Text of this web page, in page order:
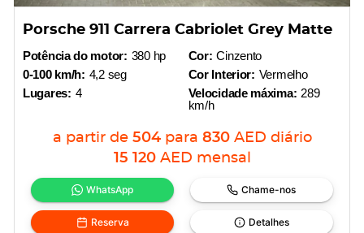
Porsche 911 Carrera Cabriolet Grey Matte
Potência do motor: 380 hp
0-100 km/h: 4,2 seg
Lugares: 4
Cor: Cinzento
Cor Interior: Vermelho
Velocidade máxima: 289
km/h
a partir de 504 para 830 AED diário
15 120 AED mensal
WhatsApp Chame-nos
Reserva Detalhes